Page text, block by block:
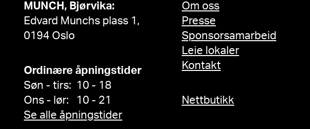
MUNCH, Bjørvika:
Edvard Munchs plass 1,
0194 Oslo
Ordinære åpningstider
Søn - tirs: 10 - 18
Ons - lør: 10 - 21
Se alle åpningstider
Om oss
Presse
Sponsorsamarbeid
Leie lokaler
Kontakt
Nettbutikk